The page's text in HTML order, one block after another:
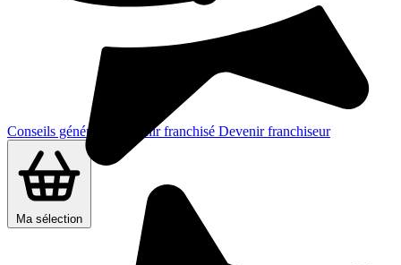
Conseils généraux Devenir franchisé Devenir franchiseur
Ma sélection